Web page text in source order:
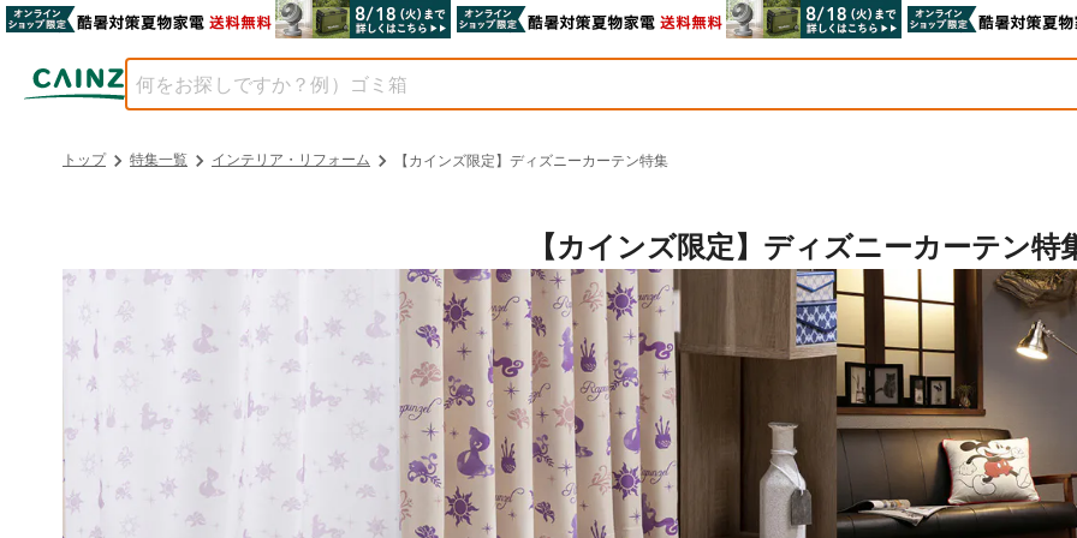
トップ 特集一覧 インテリア・リフォーム 【カインズ限定】ディズニーカーテン特集
【カインズ限定】ディズニーカーテン特